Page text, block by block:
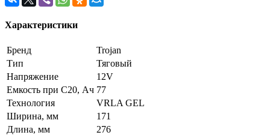
Характеристики
Бренд
Trojan
Тип
Тяговый
Напряжение
12V
Емкость при C20, Ач 77
Технология
VRLA GEL
Ширина, мм
171
Длина, мм
276